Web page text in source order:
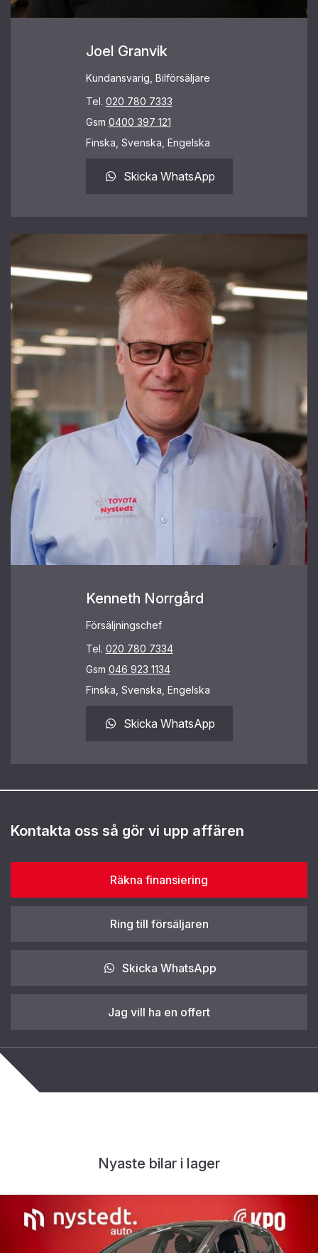
Joel Granvik
Kundansvarig, Bilförsäljare
Tel. 020 780 7333
Gsm 0400 397 121
Finska, Svenska, Engelska
Skicka WhatsApp
Kenneth Norrgård
Försäljningschef
Tel. 020 780 7334
Gsm 046 923 1134
Finska, Svenska, Engelska
Skicka WhatsApp
Kontakta oss så gör vi upp affären
Räkna finansiering
Ring till försäljaren
Skicka WhatsApp
Jag vill ha en offert
Nyaste bilar i lager